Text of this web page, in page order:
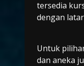
tersedia
dengan
Untuk
dan aneka